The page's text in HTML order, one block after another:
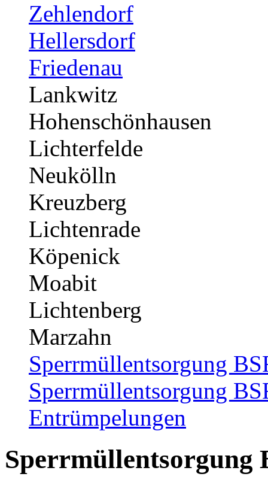
Zehlendorf
Hellersdorf
Friedenau
Lankwitz
Hohenschönhausen
Lichterfelde
Neukölln
Kreuzberg
Lichtenrade
Köpenick
Moabit
Lichtenberg
Marzahn
Sperrmüllentsorgung
Sperrmüllentsorgung
Entrümpelungen
Sperrmüllentsorgung